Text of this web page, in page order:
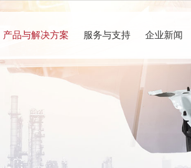
产品与解决方案 服务与支持 企业新闻